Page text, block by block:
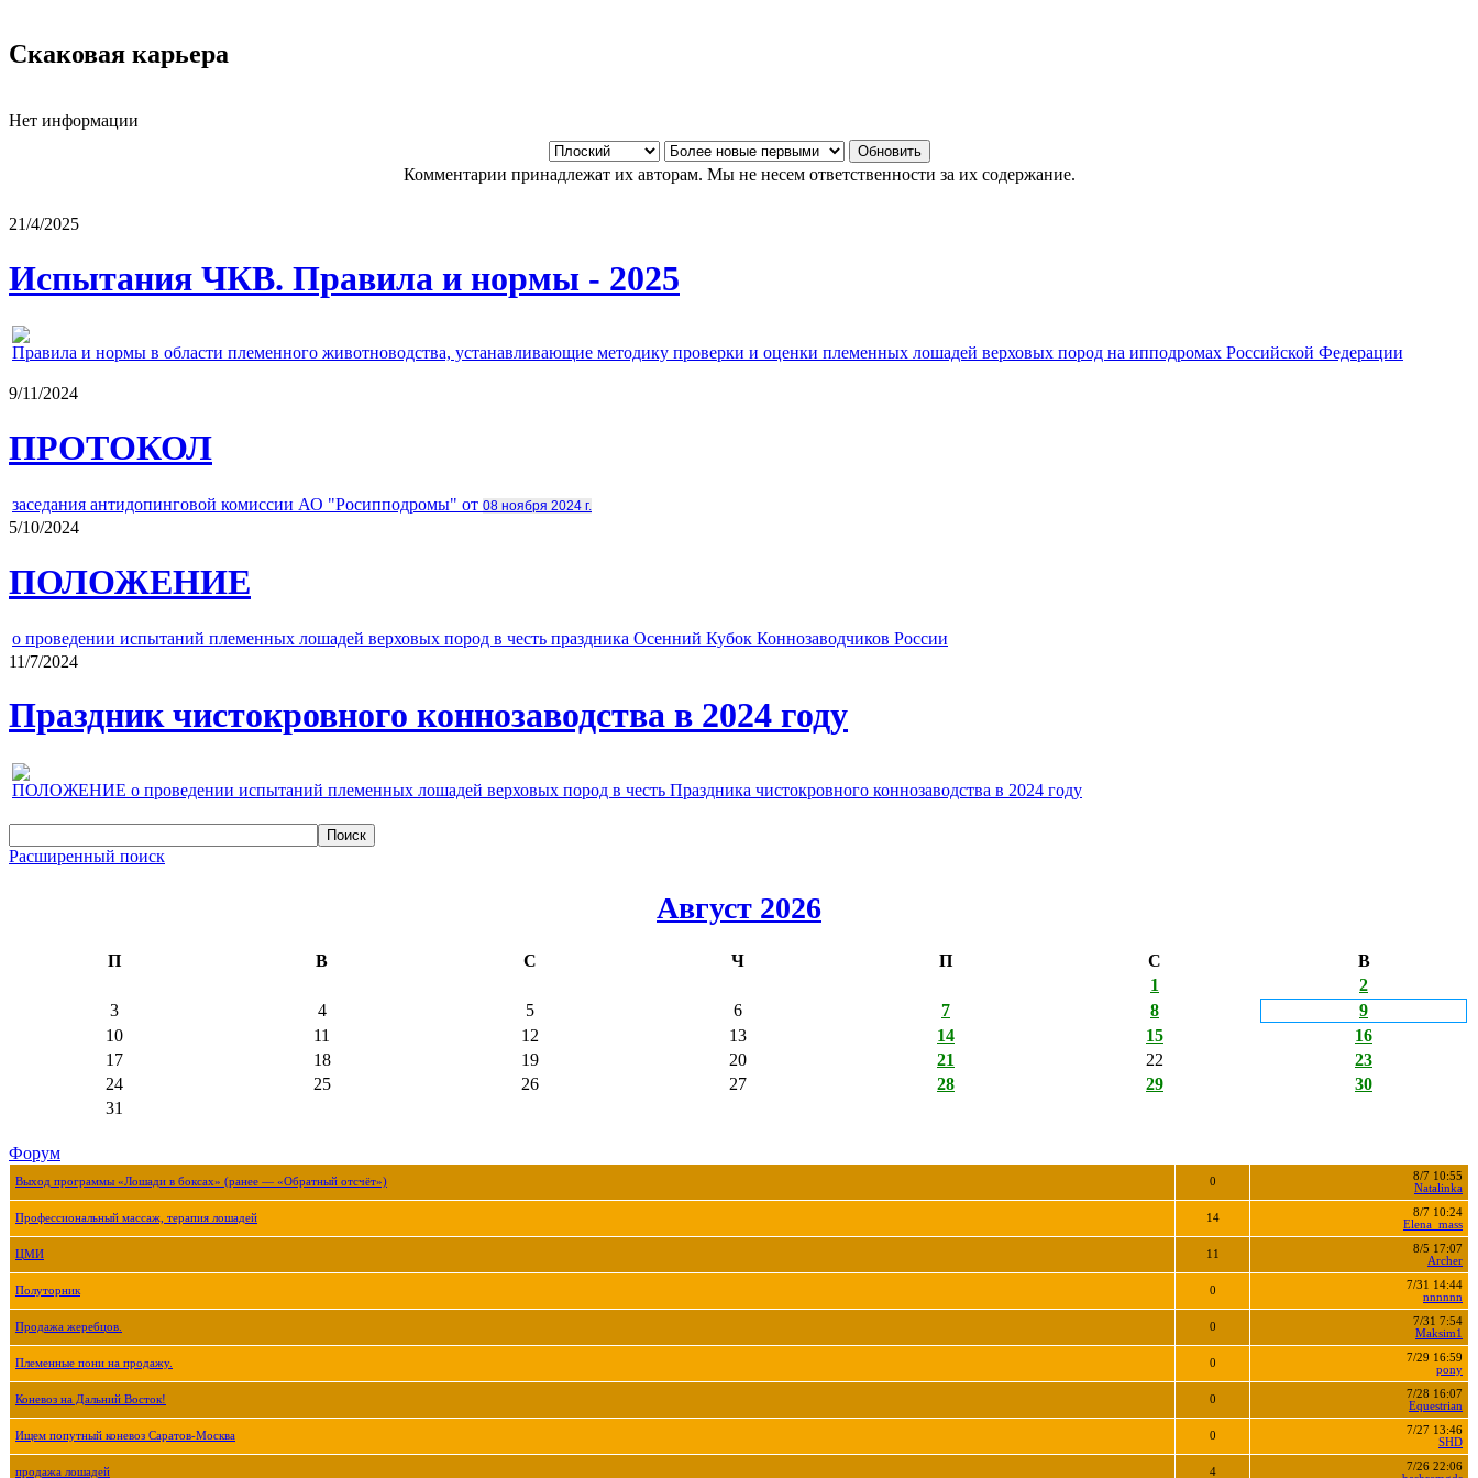
Скаковая карьера
Нет информации
Комментарии принадлежат их авторам. Мы не несем ответственности за их содержание.
21/4/2025
Испытания ЧКВ. Правила и нормы - 2025
Правила и нормы в области племенного животноводства, устанавливающие методику проверки и оценки племенных лошадей верховых пород на ипподромах Российской Федерации
9/11/2024
ПРОТОКОЛ
заседания антидопинговой комиссии АО "Росипподромы" от 08 ноября 2024 г.
5/10/2024
ПОЛОЖЕНИЕ
о проведении испытаний племенных лошадей верховых пород в честь праздника Осенний Кубок Коннозаводчиков России
11/7/2024
Праздник чистокровного коннозаводства в 2024 году
ПОЛОЖЕНИЕ о проведении испытаний племенных лошадей верховых пород в честь Праздника чистокровного коннозаводства в 2024 году
Расширенный поиск
Август 2026
П В С Ч П С
В
1
2
3
4 5 6 7 8
9
10
11 12 13 14 15
16
17
18 19 20 21 22
23
24
25 26 27 28 29
30
31
Форум
Выход программы «Лошади в боксах» (ранее — «Обратный отсчёт») 0
8/7 10:55
Natalinka
Профессиональный массаж, терапия лошадей 14
8/7 10:24
Elena_mass
ЦМИ 11
8/5 17:07
Archer
Полуторник 0
7/31 14:44
nnnnnn
Продажа жеребцов. 0
7/31 7:54
Maksim1
Племенные пони на продажу. 0
7/29 16:59
pony
Коневоз на Дальний Восток! 0
7/28 16:07
Equestrian
Ищем попутный коневоз Саратов-Москва 0
7/27 13:46
SHD
продажа лошадей 4
7/26 22:06